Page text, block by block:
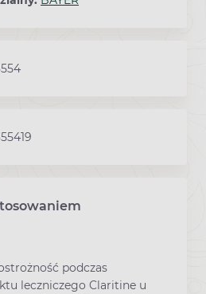
podczas
leczniczego Claritine u